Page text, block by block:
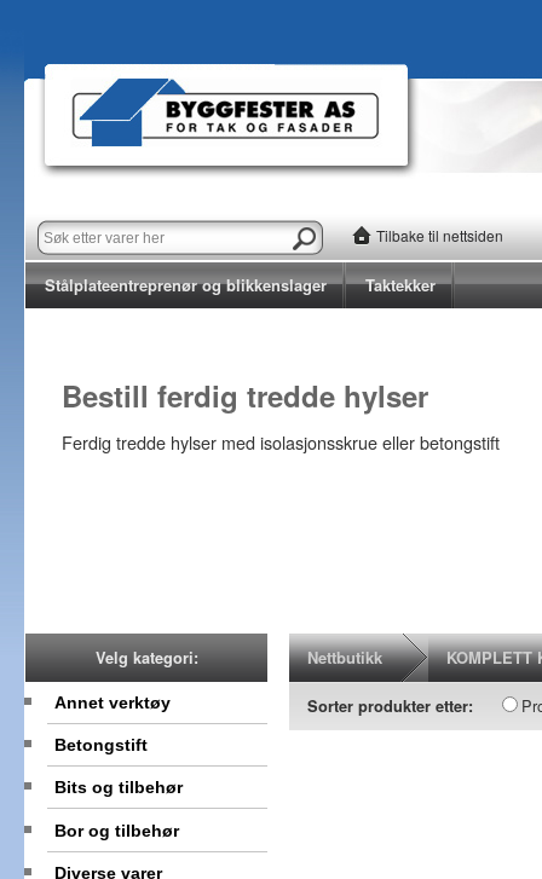
Tilbake til nettsiden
Stålplateentreprenør og blikkenslager Taktekker
Bestill ferdig tredde hylser
Ferdig tredde hylser med isolasjonsskrue eller betongstift
Velg kategori:
Annet verktøy
Betongstift
Bits og tilbehør
Bor og tilbehør
Diverse varer
Nettbutikk KOMPLETT
Sorter produkter etter: